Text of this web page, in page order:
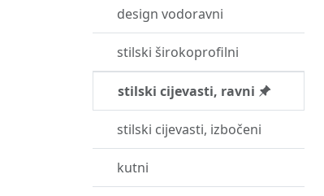
design vodoravni
stilski širokoprofilni
stilski cijevasti, ravni
stilski cijevasti, izbočeni
kutni